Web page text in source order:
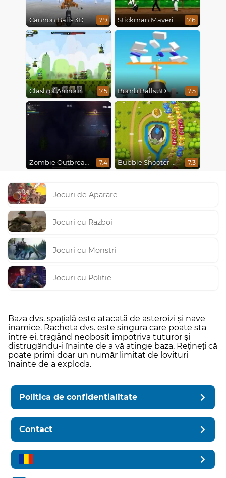
Cannon Balls 3D 7.9 Stickman Maverick: Bad Boys Killer 7.6
Clash of Armour 7.5 Bomb Balls 3D 7.5
Zombie Outbreak Arena 7.4 Bubble Shooter Online 7.3
Jocuri de Aparare
Jocuri cu Razboi
Jocuri cu Monstri
Jocuri cu Politie
Baza dvs. spațială este atacată de asteroizi și nave
inamice. Racheta dvs. este singura care poate sta
între ei, tragând neobosit împotriva tuturor și
distrugându-i înainte de a vă atinge baza. Rețineți că
poate primi doar un număr limitat de lovituri
înainte de a exploda.
Politica de confidentialitate
Contact